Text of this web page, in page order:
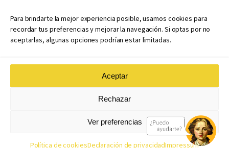
Para brindarte la mejor experiencia posible, usamos cookies para
recordar tus preferencias y mejorar la navegación. Si optas por no
aceptarlas, algunas opciones podrían estar limitadas.
Aceptar
Rechazar
Ver preferencias
Política de cookiesDeclaración de privacidadImpressum
Políticas de coedición
Atribuciones